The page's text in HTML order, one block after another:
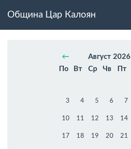
Община Цар Калоян
← Август 2026
По
Вт Ср Чв Пт
3 4 5 6 7
10 11 12 13 14
17 18 19 20 21